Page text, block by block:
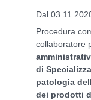
Dal
Procedura
collaboratore
di
patologia
dei prodotti